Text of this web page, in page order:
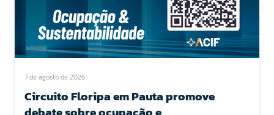
7 de agosto de 2026
Circuito Floripa em Pauta promove